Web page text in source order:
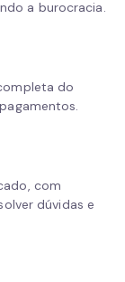
a burocracia.
do
com
dúvidas e